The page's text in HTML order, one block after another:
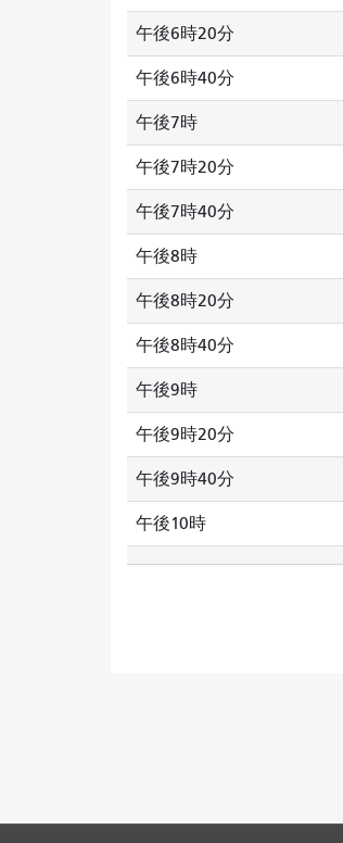
午後6時20分
午後6時40分
午後7時
午後7時20分
午後7時40分
午後8時
午後8時20分
午後8時40分
午後9時
午後9時20分
午後9時40分
午後10時